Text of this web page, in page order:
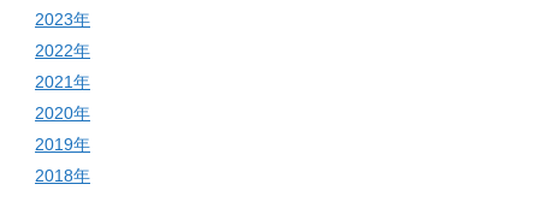
2023年
2022年
2021年
2020年
2019年
2018年